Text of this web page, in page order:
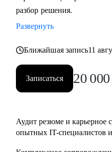
подготовка к собеседованиям.
• Архитекторам: карьерный
• Разработчикам:
• ИТ-руководителям:
разбор решения.
Развернуть
Ближайшая запись11
Записаться 20 000
Аудит резюме и карьерное
опытных IT-специалистов